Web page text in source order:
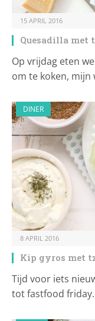
15 APRIL 2016
Quesadilla met
Op vrijdag eten
om te koken, mijn
DINER
8 APRIL 2016
Kip gyros met
Tijd voor iets
tot fastfood